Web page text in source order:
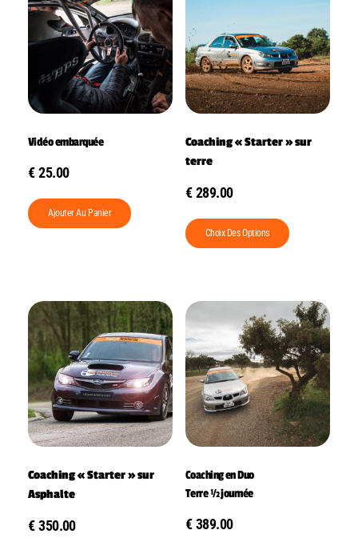
Vidéo embarquée
€ 25.00
Ajouter Au Panier
Coaching « Starter » sur
terre
€ 289.00
Choix Des Options
Coaching « Starter » sur
Asphalte
€ 350.00
Coaching en Duo
Terre ½ journée
€ 389.00